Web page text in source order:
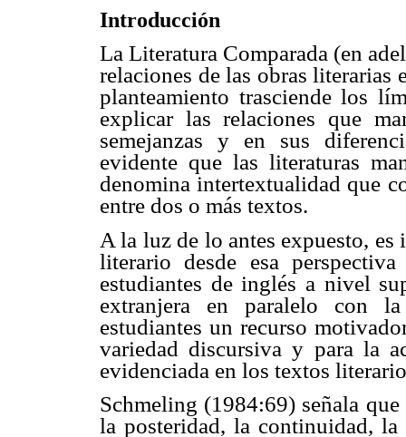
Introducción
La Literatura Comparada (en
relaciones de las obras literarias
planteamiento trasciende los
explicar las relaciones que
semejanzas y en sus
evidente que las literaturas
denomina intertextualidad que
entre dos o más textos.
A la luz de lo antes expuesto,
literario desde esa
estudiantes de inglés a nivel
extranjera en paralelo con
estudiantes un recurso
variedad discursiva y para la
evidenciada en los textos
Schmeling (1984:69) señala
la posteridad, la continuidad,